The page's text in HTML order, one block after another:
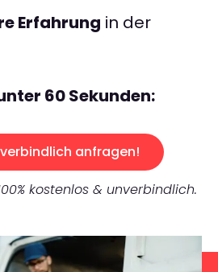
Erfahrung in der
60 Sekunden:
anfragen!
kostenlos & unverbindlich.